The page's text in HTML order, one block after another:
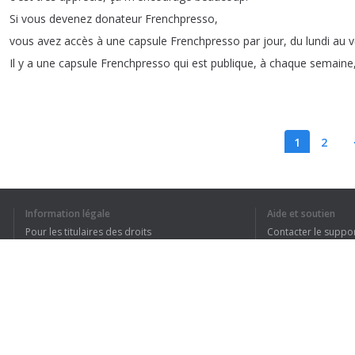
Si vous devenez donateur Frenchpresso,
vous avez accès à une capsule Frenchpresso par jour, du lundi au
Il y a une capsule Frenchpresso qui est publique, à chaque semaine,
1 2
J’AI COMPRIS
Information légale
Pour les titulaires des droits
Aide et soutien
Contacter le